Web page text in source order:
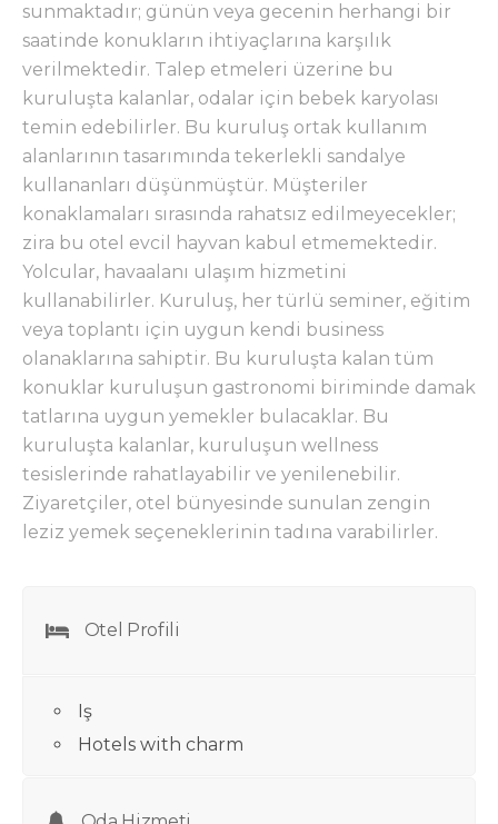
sunmaktadır; günün veya gecenin herhangi bir
saatinde konukların ihtiyaçlarına karşılık
verilmektedir. Talep etmeleri üzerine bu
kuruluşta kalanlar, odalar için bebek karyolası
temin edebilirler. Bu kuruluş ortak kullanım
alanlarının tasarımında tekerlekli sandalye
kullananları düşünmüştür. Müşteriler
konaklamaları sırasında rahatsız edilmeyecekler;
zira bu otel evcil hayvan kabul etmemektedir.
Yolcular, havaalanı ulaşım hizmetini
kullanabilirler. Kuruluş, her türlü seminer, eğitim
veya toplantı için uygun kendi business
olanaklarına sahiptir. Bu kuruluşta kalan tüm
konuklar kuruluşun gastronomi biriminde damak
tatlarına uygun yemekler bulacaklar. Bu
kuruluşta kalanlar, kuruluşun wellness
tesislerinde rahatlayabilir ve yenilenebilir.
Ziyaretçiler, otel bünyesinde sunulan zengin
leziz yemek seçeneklerinin tadına varabilirler.
Otel Profili
Iş
Hotels with charm